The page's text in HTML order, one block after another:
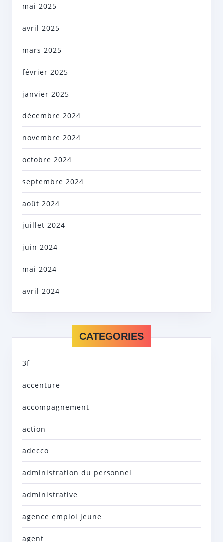
mai 2025
avril 2025
mars 2025
février 2025
janvier 2025
décembre 2024
novembre 2024
octobre 2024
septembre 2024
août 2024
juillet 2024
juin 2024
mai 2024
avril 2024
CATEGORIES
3f
accenture
accompagnement
action
adecco
administration du personnel
administrative
agence emploi jeune
agent